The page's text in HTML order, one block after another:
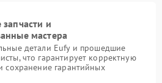
и
мастера
детали Eufy и прошедшие
что гарантирует корректную
сохранение гарантийных